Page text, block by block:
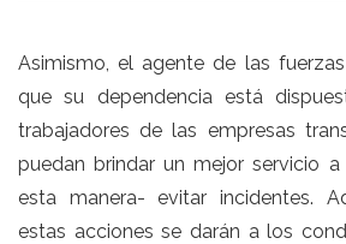
Asimismo, el agente de las
que su dependencia está
trabajadores de las empresas
puedan brindar un mejor servicio
esta manera- evitar incidentes.
estas acciones se darán a los